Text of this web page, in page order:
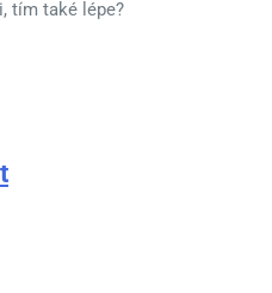
tím také lépe?